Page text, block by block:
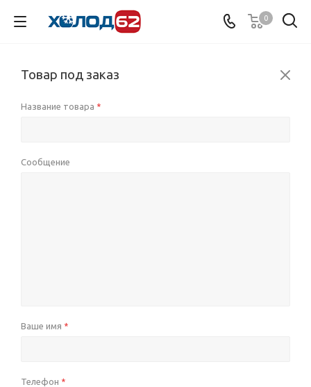
0
Товар под заказ
Название товара *
Сообщение
Ваше имя *
Телефон *